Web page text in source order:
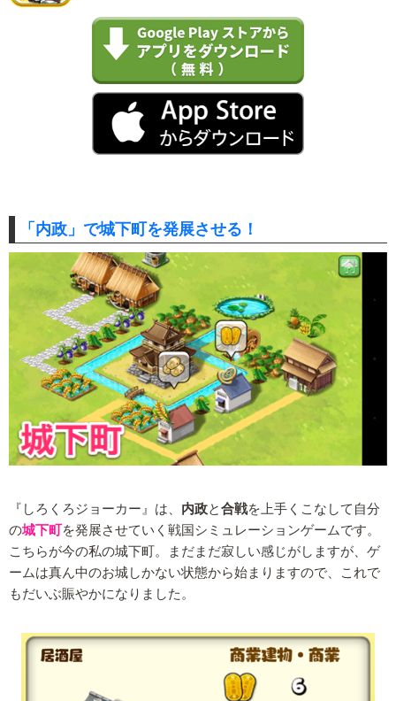
「内政」で城下町を発展させる！
『しろくろジョーカー』は、 内政と合戦を上手くこなして自分
の城下町を発展させていく戦国シミュレーションゲームです。
こちらが今の私の城下町。まだまだ寂しい感じがしますが、ゲ
ームは真ん中のお城しかない状態から始まりますので、これで
もだいぶ賑やかになりました。